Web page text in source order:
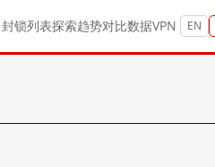
封锁列表探索趋势对比数据VPN EN